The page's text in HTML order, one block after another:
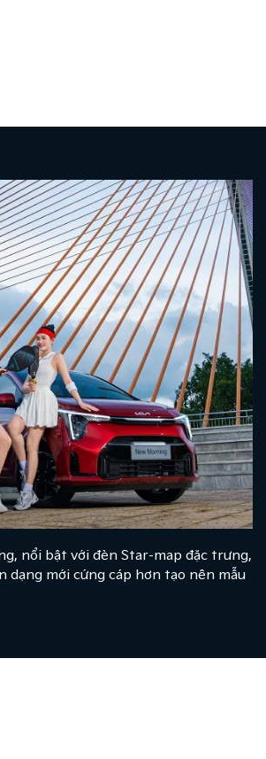
nổi bật với đèn Star-map đặc trưng,
mới cứng cáp hơn tạo nên mẫu